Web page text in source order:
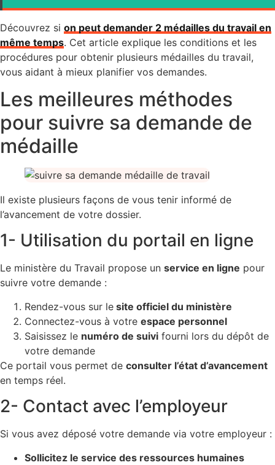
Découvrez si on peut demander 2 médailles du travail en
même temps. Cet article explique les conditions et les
procédures pour obtenir plusieurs médailles du travail,
vous aidant à mieux planifier vos demandes.
Les meilleures méthodes
pour suivre sa demande de
médaille
Il existe plusieurs façons de vous tenir informé de
l’avancement de votre dossier.
1- Utilisation du portail en ligne
Le ministère du Travail propose un service en ligne pour
suivre votre demande :
Rendez-vous sur le site officiel du ministère
Connectez-vous à votre espace personnel
Saisissez le numéro de suivi fourni lors du dépôt de
votre demande
Ce portail vous permet de consulter l’état d’avancement
en temps réel.
2- Contact avec l’employeur
Si vous avez déposé votre demande via votre employeur :
Sollicitez le service des ressources humaines